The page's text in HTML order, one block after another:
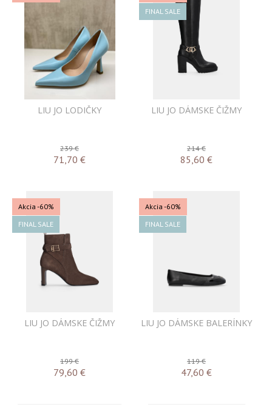
LIU JO LODIČKY
239 €
71,70 €
FINAL SALE
LIU JO DÁMSKE ČIŽMY
214 €
85,60 €
Akcia -60%
FINAL SALE
LIU JO DÁMSKE ČIŽMY
199 €
79,60 €
Akcia -60%
FINAL SALE
LIU JO DÁMSKE BALERÍNKY
119 €
47,60 €